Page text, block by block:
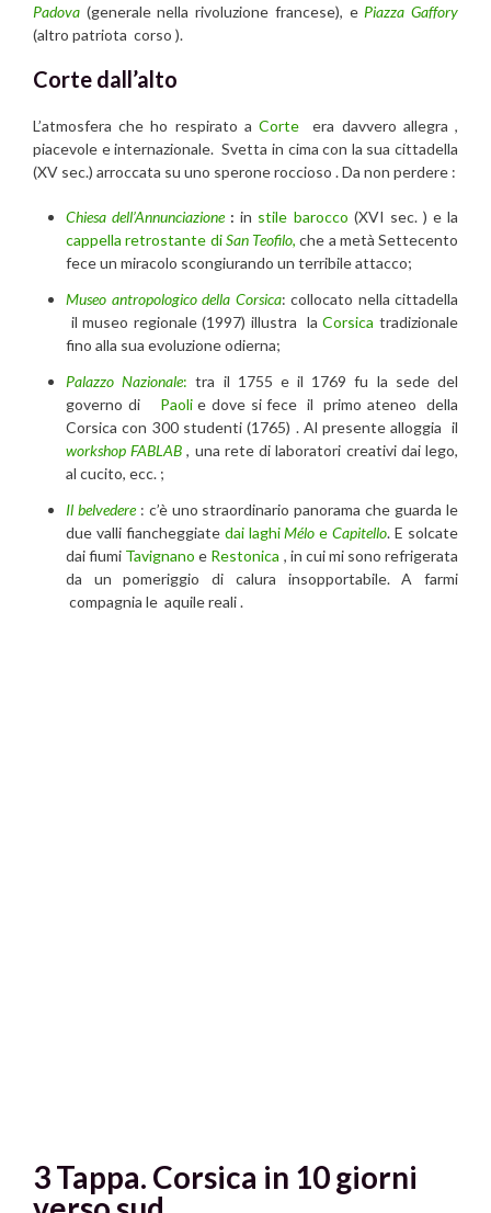
Padova (generale nella rivoluzione francese), e Piazza Gaffory
(altro patriota corso ).
Corte dall’alto
L’atmosfera che ho respirato a Corte era davvero allegra ,
piacevole e internazionale. Svetta in cima con la sua cittadella
(XV sec.) arroccata su uno sperone roccioso . Da non perdere :
Chiesa dell’Annunciazione: in stile barocco (XVI sec. ) e la
cappella retrostante diSan Teofilo, che a metà Settecento
fece un miracolo scongiurando un terribile attacco;
Museo antropologico della Corsica: collocato nella cittadella
il museo regionale (1997) illustra laCorsica tradizionale
fino alla sua evoluzione odierna;
Palazzo Nazionale: tra il 1755 e il 1769 fu la sede del
governo di
Paolie dove si fece il primo ateneo della
Corsica con 300 studenti (1765) . Al presente alloggia il
workshop FABLAB , una rete di laboratori creativi dai lego,
al cucito, ecc. ;
Il belvedere: c’è uno straordinario panorama che guarda le
due valli fiancheggiate dai laghiMéloeCapitello. E solcate
dai fiumi Tavignano e Restonica , in cui mi sono refrigerata
da un pomeriggio di calura insopportabile. A farmi
compagnia le aquile reali .
3 Tappa. Corsica in 10 giorni